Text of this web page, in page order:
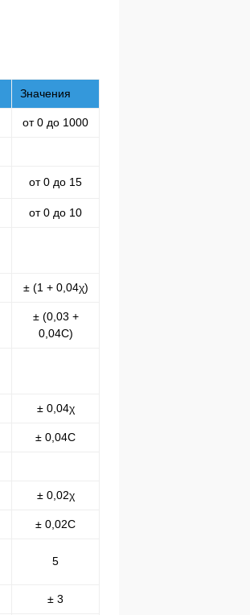
Значения
от 0 до 1000
от 0 до 15
от 0 до 10
± (1 + 0,04χ)
± (0,03 +
0,04C)
± 0,04χ
± 0,04C
± 0,02χ
± 0,02C
5
± 3